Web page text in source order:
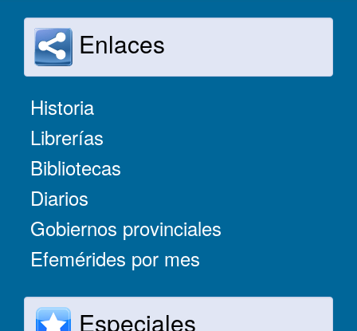
Enlaces
Historia
Librerías
Bibliotecas
Diarios
Gobiernos provinciales
Efemérides por mes
Especiales